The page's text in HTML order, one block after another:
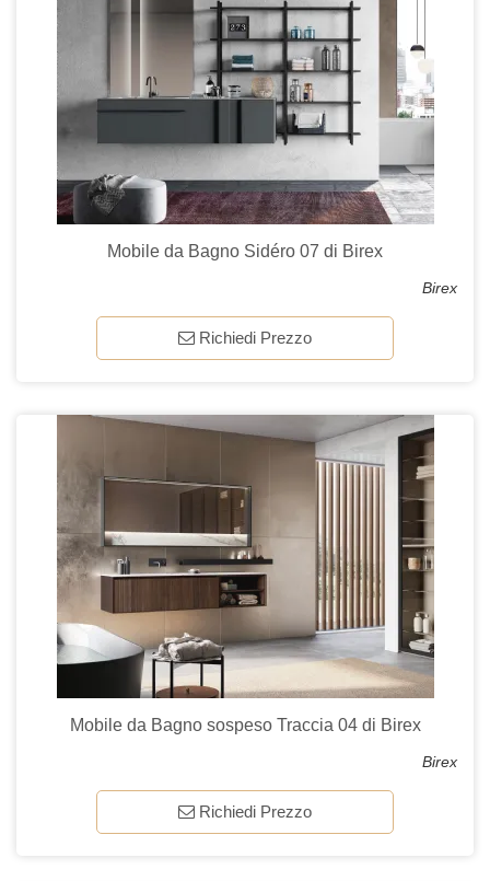
Mobile da Bagno Sidéro 07 di Birex
Birex
Richiedi Prezzo
Mobile da Bagno sospeso Traccia 04 di Birex
Birex
Richiedi Prezzo